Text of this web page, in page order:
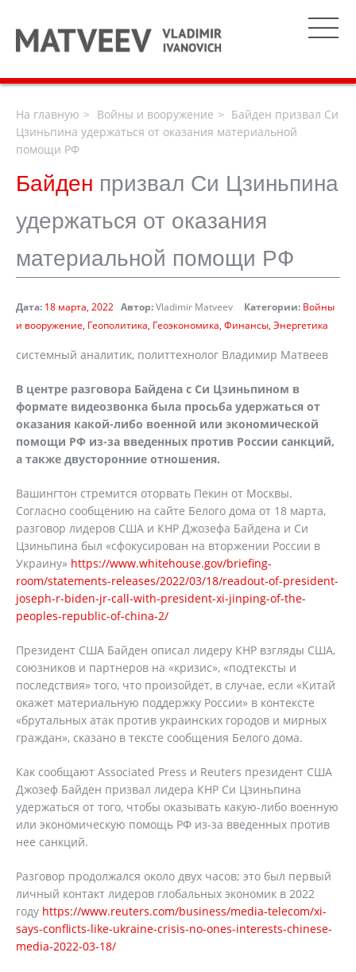
На главную Войны и вооружение
Байден призвал Си
Цзиньпина удержаться от оказания материальной
помощи РФ
Байден призвал Си Цзиньпина
удержаться от оказания
материальной помощи РФ
Дата: 18 марта, 2022 Автор:Vladimir Matveev Категории: Войны
и вооружение Геополитика Геоэкономика Финансы Энергетика
системный аналитик, политтехнолог Владимир Матвеев
В центре разговора Байдена с Си Цзиньпином в
формате видеозвонка была просьба удержаться от
оказания какой-либо военной или экономической
помощи РФ из-за введенных против России санкций,
а также двусторонние отношения.
Вашингтон стремится оторвать Пекин от Москвы.
Согласно сообщению на сайте Белого дома от 18 марта,
разговор лидеров США и КНР Джозефа Байдена и Си
Цзиньпина был «сфокусирован на вторжении России в
Украину» https://www.whitehouse.gov/briefing-
room/statements-releases/2022/03/18/readout-of-president-
joseph-r-biden-jr-call-with-president-xi-jinping-of-the-
peoples-republic-of-china-2/
Президент США Байден описал лидеру КНР взгляды США,
союзников и партнеров на «кризис», «подтексты и
последствия» того, что произойдет, в случае, если «Китай
окажет материальную поддержку России» в контексте
«брутальных атак против украинских городов и мирных
граждан», сказано в тексте сообщения Белого дома.
Как сообщают Associated Press и Reuters президент США
Джозеф Байден призвал лидера КНР Си Цзиньпина
удержаться от того, чтобы оказывать какую-либо военную
или экономическую помощь РФ из-за введенных против
нее санкций.
Разговор продолжался около двух часов; это был первый
личный контакт лидеров глобальных экономик в 2022
году https://www.reuters.com/business/media-telecom/xi-
says-conflicts-like-ukraine-crisis-no-ones-interests-chinese-
media-2022-03-18/